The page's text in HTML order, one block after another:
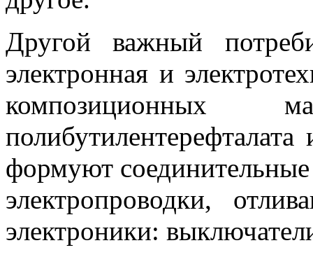
Другой важный
электронная и
композиционных
формуют
электропроводки,
электроники: